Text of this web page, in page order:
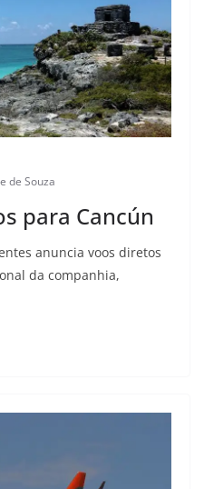
de Souza
para Cancún
anuncia voos diretos
da companhia,